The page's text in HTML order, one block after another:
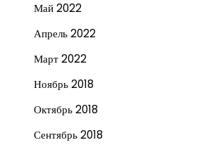
Май 2022
Апрель 2022
Март 2022
Ноябрь 2018
Октябрь 2018
Сентябрь 2018